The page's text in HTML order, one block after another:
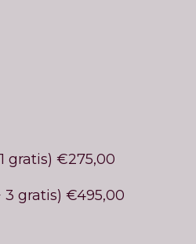
gratis) €275,00
3 gratis) €495,00